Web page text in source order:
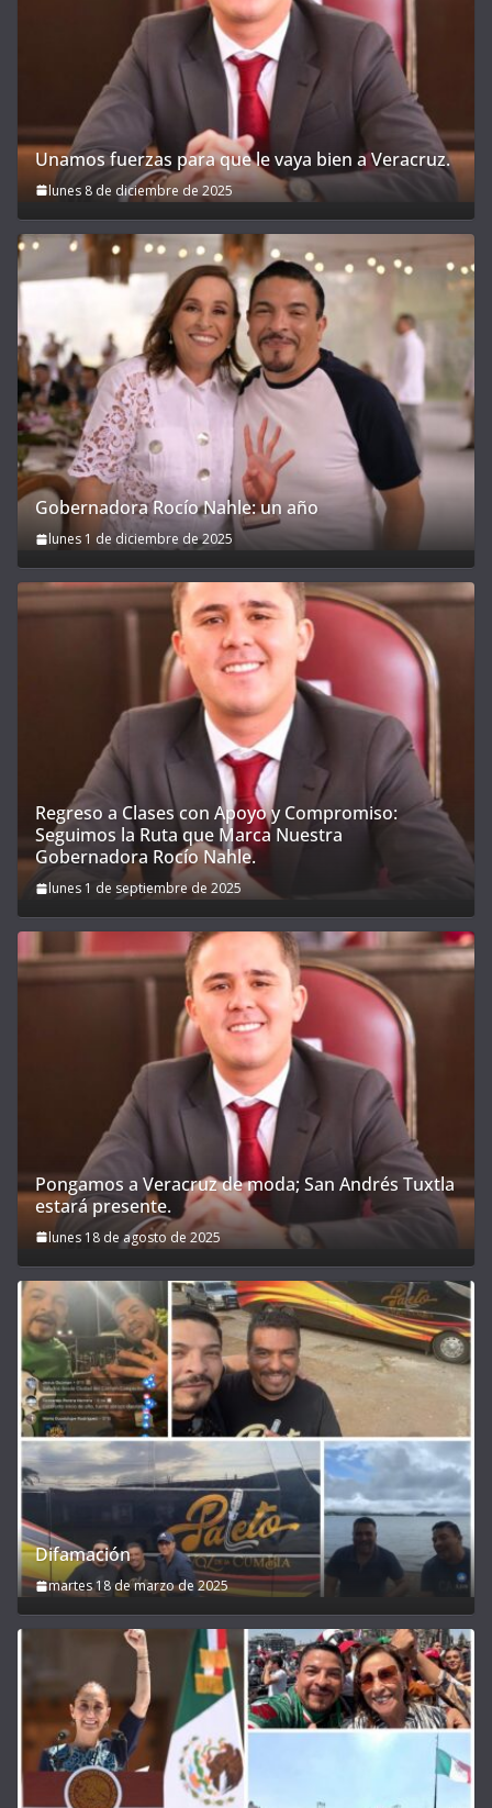
Unamos fuerzas para que le vaya bien a Veracruz.
lunes 8 de diciembre de 2025
Gobernadora Rocío Nahle: un año
lunes 1 de diciembre de 2025
Regreso a Clases con Apoyo y Compromiso:
Seguimos la Ruta que Marca Nuestra
Gobernadora Rocío Nahle.
lunes 1 de septiembre de 2025
Pongamos a Veracruz de moda; San Andrés Tuxtla
estará presente.
lunes 18 de agosto de 2025
Difamación
martes 18 de marzo de 2025